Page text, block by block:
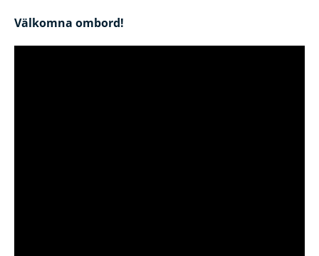
Välkomna ombord!